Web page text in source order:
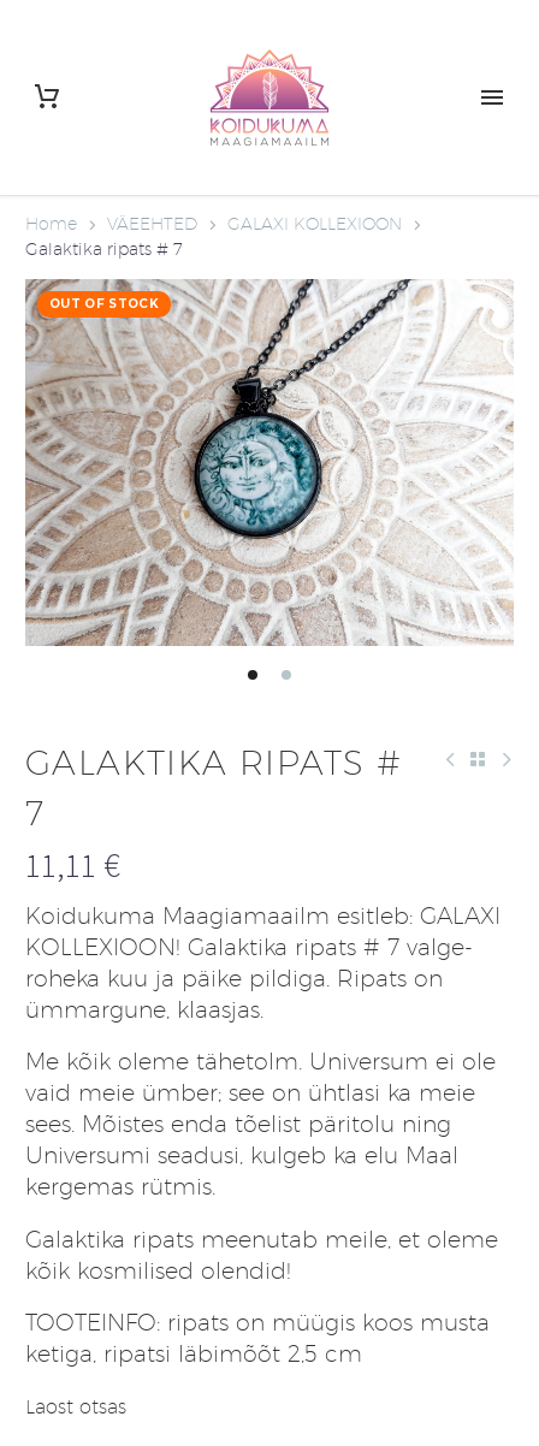
Home VÄEEHTED
GALAXI KOLLEXIOON
Galaktika ripats # 7
OUT OF STOCK
GALAKTIKA RIPATS #
7
11,11 €
Koidukuma Maagiamaailm esitleb: GALAXI
KOLLEXIOON! Galaktika ripats # 7 valge-
roheka kuu ja päike pildiga. Ripats on
ümmargune, klaasjas.
Me kõik oleme tähetolm. Universum ei ole
vaid meie ümber; see on ühtlasi ka meie
sees. Mõistes enda tõelist päritolu ning
Universumi seadusi, kulgeb ka elu Maal
kergemas rütmis.
Galaktika ripats meenutab meile, et oleme
kõik kosmilised olendid!
TOOTEINFO: ripats on müügis koos musta
ketiga, ripatsi läbimõõt 2,5 cm
Laost otsas